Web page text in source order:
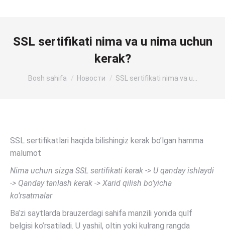
SSL sertifikati nima va u nima uchun
kerak?
Siz shu yerdasiz:
Bosh sahifa Новости SSL sertifikati nima va u…
SSL sertifikatlari haqida bilishingiz kerak bo’lgan hamma
malumot
Nima uchun sizga SSL sertifikati kerak -> U qanday ishlaydi
-> Qanday tanlash kerak -> Xarid qilish bo’yicha
ko’rsatmalar
Ba’zi saytlarda brauzerdagi sahifa manzili yonida qulf
belgisi ko’rsatiladi. U yashil, oltin yoki kulrang rangda